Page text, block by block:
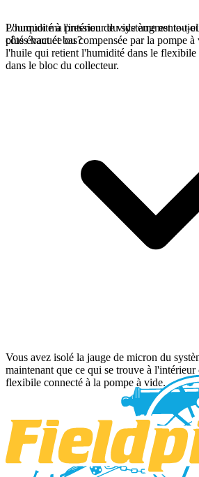
L'humidité à l'intérieur du système est
plus évacuée ou compensée par la pompe
l'huile qui retient l'humidité dans le flexibile
dans le bloc du collecteur.
Pourquoi ma pression de vide augmente-t-
côtés haut et bas?
Vous avez isolé la jauge de micron du
maintenant que ce qui se trouve à
flexibile connecté à la pompe à vide.